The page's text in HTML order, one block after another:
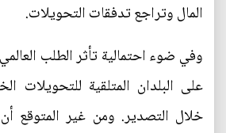
المال وتراجع تدفقات التحويلات.
وفي ضوء احتمالية تأثر الطلب
على البلدان المتلقية للتحويلات
خلال التصدير. ومن غير المتوقع